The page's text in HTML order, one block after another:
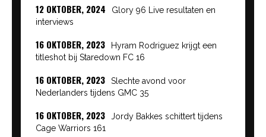
12 OKTOBER, 2024
Glory 96 Live resultaten en
interviews
16 OKTOBER, 2023
Hyram Rodriguez krijgt een
titleshot bij Staredown FC 16
16 OKTOBER, 2023
Slechte avond voor
Nederlanders tijdens GMC 35
16 OKTOBER, 2023
Jordy Bakkes schittert tijdens
Cage Warriors 161